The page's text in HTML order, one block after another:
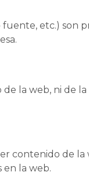
etc.)
la web, ni de
contenido de
en la web.